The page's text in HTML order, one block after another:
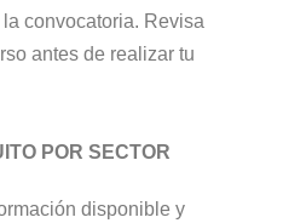
convocatoria. Revisa
antes de realizar tu
POR SECTOR
disponible y